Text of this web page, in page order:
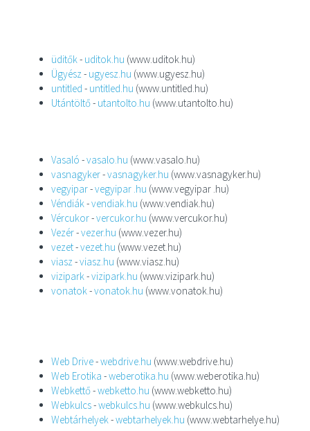
üditők- uditok.hu (www.uditok.hu)
Ügyész- ugyesz.hu (www.ugyesz.hu)
untitled - untitled.hu (www.untitled.hu)
Utántöltő- utantolto.hu (www.utantolto.hu)
Vasaló -vasalo.hu (www.vasalo.hu)
vasnagyker-vasnagyker.hu (www.vasnagyker.hu)
vegyipar-vegyipar .hu (www.vegyipar .hu)
Véndiák-vendiak.hu (www.vendiak.hu)
Vércukor-vercukor.hu (www.vercukor.hu)
Vezér-vezer.hu (www.vezer.hu)
vezet-vezet.hu (www.vezet.hu)
viasz-viasz.hu (www.viasz.hu)
vizipark-vizipark.hu (www.vizipark.hu)
vonatok-vonatok.hu (www.vonatok.hu)
Web Drive-webdrive.hu (www.webdrive.hu)
Web Erotika -weberotika.hu (www.weberotika.hu)
Webkettő-webketto.hu (www.webketto.hu)
Webkulcs-webkulcs.hu (www.webkulcs.hu)
Webtárhelyek-webtarhelyek.hu (www.webtarhelye.hu)